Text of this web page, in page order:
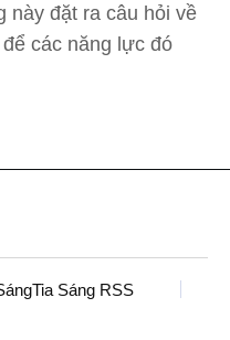
này đặt ra câu hỏi về
các năng lực đó
Tia Sáng RSS